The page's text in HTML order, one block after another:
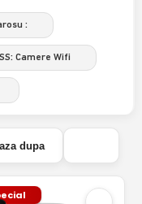
:
Camere Wifi
dupa